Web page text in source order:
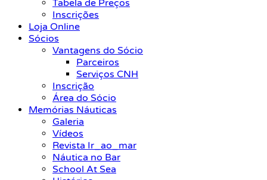
Tabela de Preços
Inscrições
Loja Online
Sócios
Vantagens do Sócio
Parceiros
Serviços CNH
Inscrição
Área do Sócio
Memórias Náuticas
Galeria
Vídeos
Revista Ir_ao_mar
Náutica no Bar
School At Sea